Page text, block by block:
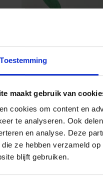
Toestemming
maakt gebruik van
cookies om content en
te analyseren. Ook
en analyse. Deze
ze hebben verzameld
blijft gebruiken.
DIGITAL &
E-COMMERCE:
CONSUMENT
GROENERE